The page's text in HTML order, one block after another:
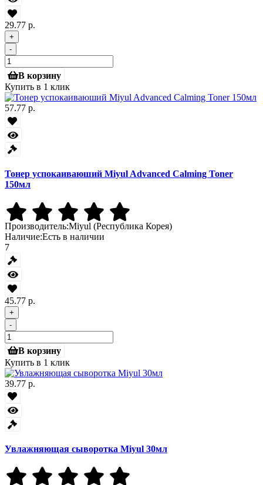
29.77 р.
+
-
В корзину
Купить в 1 клик
57.77 р.
Тонер успокаиваюший Miyul Advanced Calming Toner
150мл
Производитель:Miyul (Республика Корея)
Наличие:Есть в наличии
7
45.77 р.
+
-
В корзину
Купить в 1 клик
39.77 р.
Увлажняющая сыворотка Miyul 30мл